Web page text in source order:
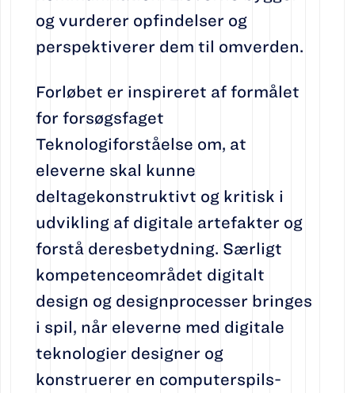
og vurderer opfindelser og
perspektiverer dem til omverden.
Forløbet er inspireret af formålet
for forsøgsfaget
Teknologiforståelse om, at
eleverne skal kunne
deltagekonstruktivt og kritisk i
udvikling af digitale artefakter og
forstå deresbetydning. Særligt
kompetenceområdet digitalt
design og designprocesser bringes
i spil, når eleverne med digitale
teknologier designer og
konstruerer en computerspils-